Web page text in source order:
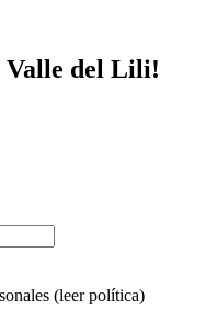
Valle del Lili!
(leer política)